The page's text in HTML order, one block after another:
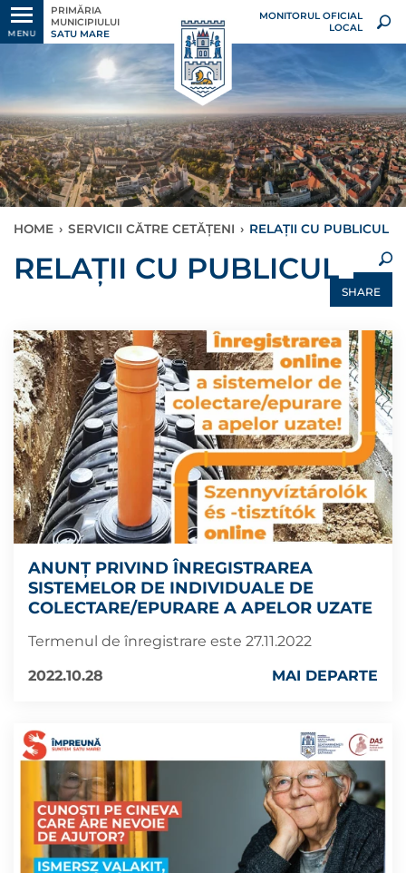
MENU
PRIMĂRIA
MUNICIPIULUI
SATU MARE
MONITORUL OFICIAL
LOCAL
HOME › SERVICII CĂTRE CETĂȚENI › RELAȚII CU PUBLICUL
×
RELAȚII CU PUBLICUL
SHARE
ANUNȚ PRIVIND ÎNREGISTRAREA
SISTEMELOR DE INDIVIDUALE DE
COLECTARE/EPURARE A APELOR UZATE
Termenul de înregistrare este 27.11.2022
2022.10.28
MAI DEPARTE